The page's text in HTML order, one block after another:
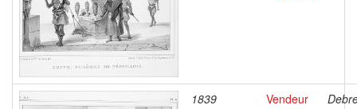
1839
Vendeur